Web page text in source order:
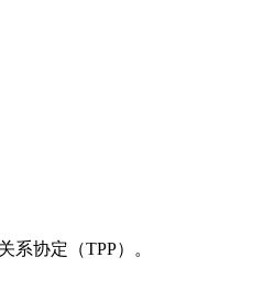
协定（TPP）。